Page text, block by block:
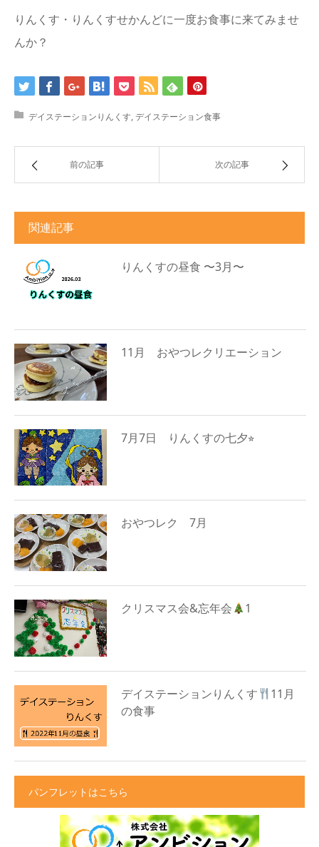
りんくす・りんくすせかんどに一度お食事に来てみませ
んか？
デイステーションりんくす,デイステーション食事
前の記事 次の記事
関連記事
りんくすの昼食 〜3月〜
11月 おやつレクリエーション
7月7日 りんくすの七夕⭐︎
おやつレク 7月
クリスマス会&忘年会 1
デイステーションりんくす
11月
の食事
パンフレットはこちら